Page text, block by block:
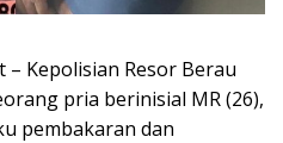
Kepolisian Resor Berau
pria berinisial MR (26),
pembakaran dan